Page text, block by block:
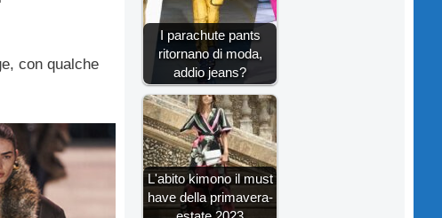
con qualche
I parachute pants
ritornano di moda,
addio jeans?
L'abito kimono il must
have della primavera-